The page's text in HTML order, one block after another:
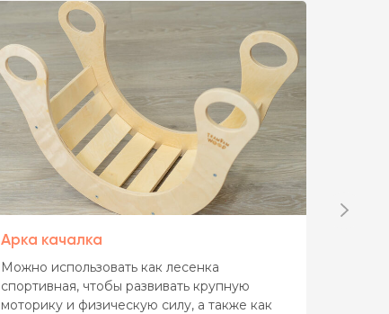
Арка качалка
Можно использовать как лесенка
спортивная, чтобы развивать крупную
моторику и физическую силу, а также как